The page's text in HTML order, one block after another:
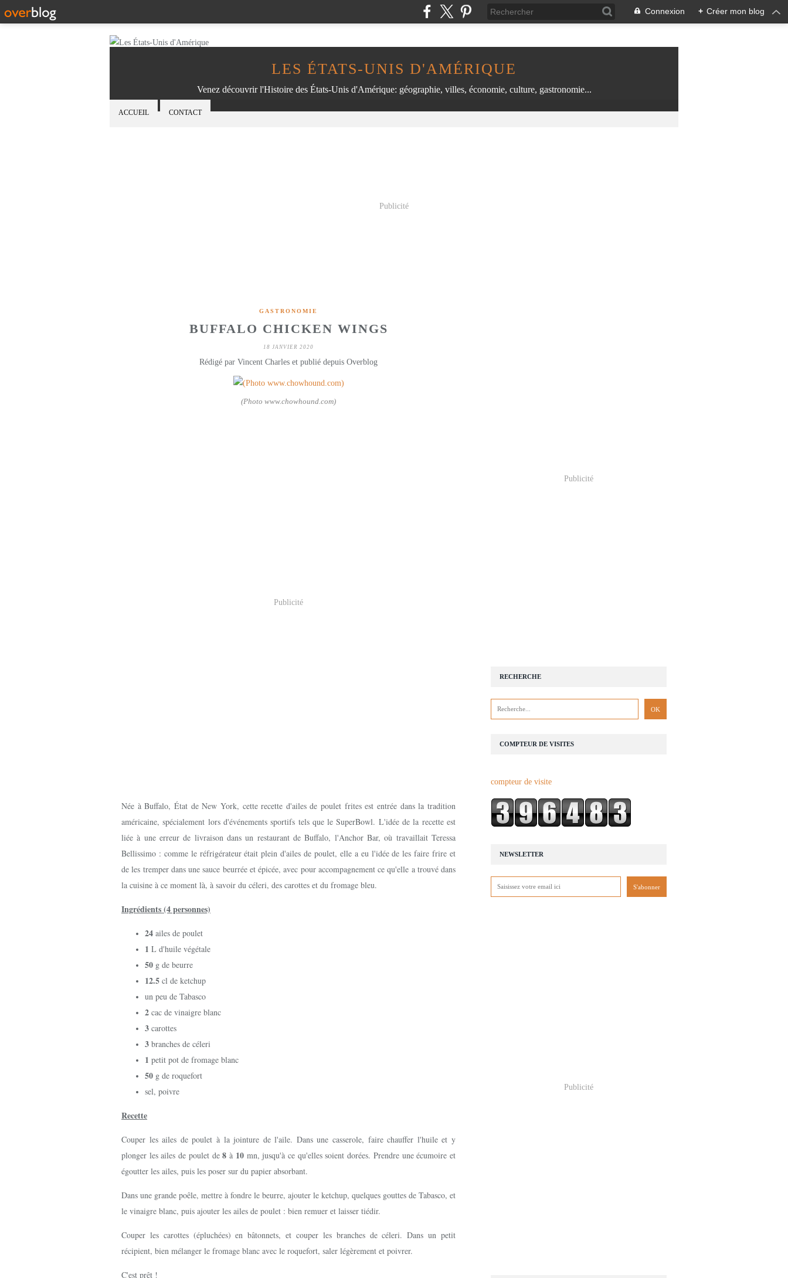
Connexion + Créer mon blog
LES ÉTATS-UNIS D'AMÉRIQUE
Venez découvrir l'Histoire des États-Unis d'Amérique: géographie, villes, économie, culture, gastronomie...
ACCUEIL CONTACT
Publicité
GASTRONOMIE
BUFFALO CHICKEN WINGS
18 JANVIER 2020
Rédigé par Vincent Charles et publié depuis Overblog
(Photo www.chowhound.com)
Publicité
Née à Buffalo, État de New York, cette recette d'ailes de poulet frites est entrée dans la tradition
américaine, spécialement lors d'événements sportifs tels que le SuperBowl. L'idée de la recette est
liée à une erreur de livraison dans un restaurant de Buffalo, l'Anchor Bar, où travaillait Teressa
Bellissimo : comme le réfrigérateur était plein d'ailes de poulet, elle a eu l'idée de les faire frire et
de les tremper dans une sauce beurrée et épicée, avec pour accompagnement ce qu'elle a trouvé dans
la cuisine à ce moment là, à savoir du céleri, des carottes et du fromage bleu.
Ingrédients (4 personnes)
24 ailes de poulet
1 L d'huile végétale
50 g de beurre
12.5 cl de ketchup
un peu de Tabasco
2 cac de vinaigre blanc
3 carottes
3 branches de céleri
1 petit pot de fromage blanc
50 g de roquefort
sel, poivre
Recette
Couper les ailes de poulet à la jointure de l'aile. Dans une casserole, faire chauffer l'huile et y
plonger les ailes de poulet de8à 10 mn, jusqu'à ce qu'elles soient dorées. Prendre une écumoire et
égoutter les ailes, puis les poser sur du papier absorbant.
Dans une grande poêle, mettre à fondre le beurre, ajouter le ketchup, quelques gouttes de Tabasco, et
le vinaigre blanc, puis ajouter les ailes de poulet : bien remuer et laisser tiédir.
Couper les carottes (épluchées) en bâtonnets, et couper les branches de céleri. Dans un petit
récipient, bien mélanger le fromage blanc avec le roquefort, saler légèrement et poivrer.
C'est prêt !
Publicité
NEWSLETTER
RECHERCHE
Publicité
COMPTEUR DE VISITES
compteur de visite